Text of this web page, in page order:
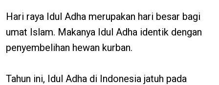
Hari raya Idul Adha merupakan hari besar bagi
umat Islam. Makanya Idul Adha identik dengan
penyembelihan hewan kurban.
Tahun ini, Idul Adha di Indonesia jatuh pada